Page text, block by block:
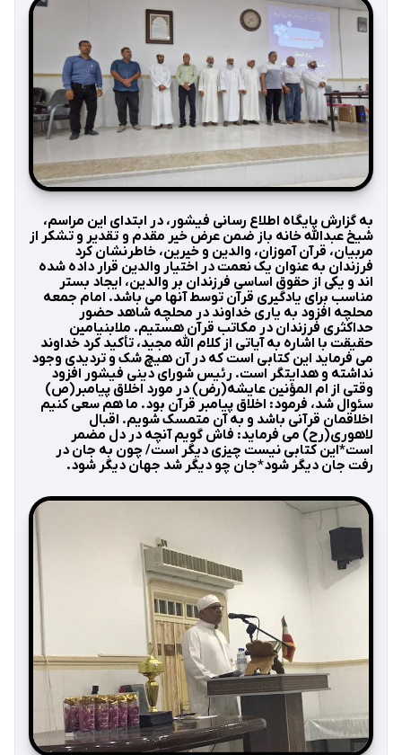
به گزارش پایگاه اطلاع رسانی فیشور، در ابتدای این مراسم،
شیخ عبدالله خانه باز ضمن عرض خیر مقدم و تقدیر و تشکر از
مربیان، قرآن آموزان، والدین و خیرین، خاطرنشان کرد
فرزندان به عنوان یک نعمت در اختیار والدین قرار داده شده
اند و یکی از حقوق اساسی فرزندان بر والدین، ایجاد بستر
مناسب برای یادگیری قرآن توسط آنها می باشد. امام جمعه
محلچه افزود به یاری خداوند در محلچه شاهد حضور
حداکثری فرزندان در مکاتب قرآن هستیم. ملابنیامین
حقیقت با اشاره به آیاتی از کلام الله مجید، تأکید کرد خداوند
می فرماید این کتابی است که در آن هیچ شک و تردیدی وجود
نداشته و هدایتگر است. رئیس شورای دینی فیشور افزود
وقتی از ام المؤنین عایشه(رض) در مورد اخلاق پیامبر(ص)
سئوال شد، فرمود: اخلاق پیامبر قرآن بود. ما هم سعی کنیم
اخلاقمان قرآنی باشد و به آن متمسک شویم. اقبال
لاهوری(رح) می فرماید: فاش گویم آنچه در دل مضمر
است*این کتابی نیست چیزی دیگر است/ چون به جان در
رفت جان دیگر شود*جان چو دیگر شد جهان دیگر شود.